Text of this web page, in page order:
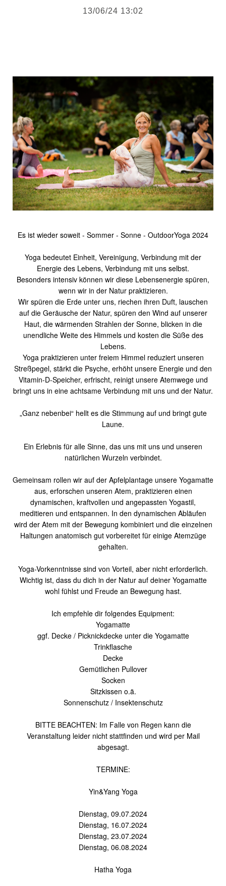
13/06/24 13:02
Es ist wieder soweit - Sommer - Sonne - OutdoorYoga 2024
Yoga bedeutet Einheit, Vereinigung, Verbindung mit der
Energie des Lebens, Verbindung mit uns selbst.
Besonders intensiv können wir diese Lebensenergie spüren,
wenn wir in der Natur praktizieren.
Wir spüren die Erde unter uns, riechen ihren Duft, lauschen
auf die Geräusche der Natur, spüren den Wind auf unserer
Haut, die wärmenden Strahlen der Sonne, blicken in die
unendliche Weite des Himmels und kosten die Süße des
Lebens.
Yoga praktizieren unter freiem Himmel reduziert unseren
Streßpegel, stärkt die Psyche, erhöht unsere Energie und den
Vitamin-D-Speicher, erfrischt, reinigt unsere Atemwege und
bringt uns in eine achtsame Verbindung mit uns und der Natur.
„Ganz nebenbei“ hellt es die Stimmung auf und bringt gute
Laune.
Ein Erlebnis für alle Sinne, das uns mit uns und unseren
natürlichen Wurzeln verbindet.
Gemeinsam rollen wir auf der Apfelplantage unsere Yogamatte
aus, erforschen unseren Atem, praktizieren einen
dynamischen, kraftvollen und angepassten Yogastil,
meditieren und entspannen. In den dynamischen Abläufen
wird der Atem mit der Bewegung kombiniert und die einzelnen
Haltungen anatomisch gut vorbereitet für einige Atemzüge
gehalten.
Yoga-Vorkenntnisse sind von Vorteil, aber nicht erforderlich.
Wichtig ist, dass du dich in der Natur auf deiner Yogamatte
wohl fühlst und Freude an Bewegung hast.
Ich empfehle dir folgendes Equipment:
Yogamatte
ggf. Decke / Picknickdecke unter die Yogamatte
Trinkflasche
Decke
Gemütlichen Pullover
Socken
Sitzkissen o.ä.
Sonnenschutz / Insektenschutz
BITTE BEACHTEN: Im Falle von Regen kann die
Veranstaltung leider nicht stattfinden und wird per Mail
abgesagt.
TERMINE:
Yin&Yang Yoga
Dienstag, 09.07.2024
Dienstag, 16.07.2024
Dienstag, 23.07.2024
Dienstag, 06.08.2024
Hatha Yoga